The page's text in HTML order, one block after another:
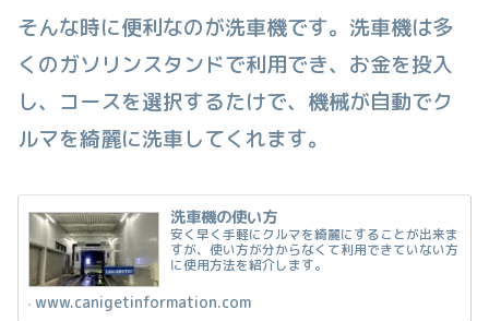
そんな時に便利なのが洗車機です。洗車機は多
くのガソリンスタンドで利用でき、お金を投入
し、コースを選択するたけで、機械が自動でク
ルマを綺麗に洗車してくれます。
洗車機の使い方
安く早く手軽にクルマを綺麗にすることが出来ま
すが、使い方が分からなくて利用できていない方
に使用方法を紹介します。​
www.canigetinformation.com